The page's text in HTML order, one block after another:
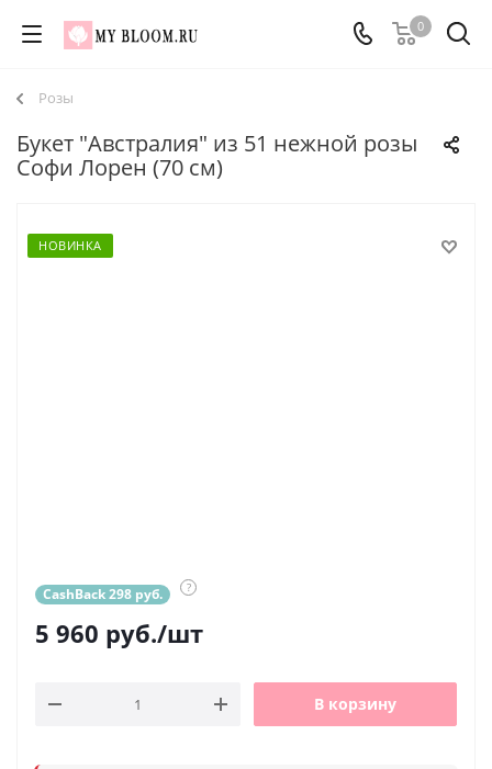
0
Розы
Букет "Австралия" из 51 нежной розы
Софи Лорен (70 см)
НОВИНКА
CashBack 298 руб. ?
5 960 руб./шт
В корзину